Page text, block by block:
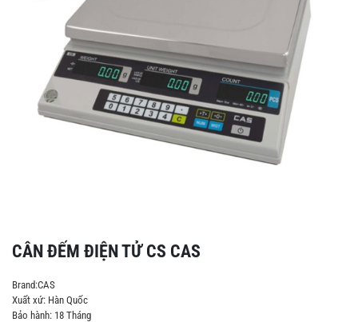
CÂN ĐẾM ĐIỆN TỬ CS CAS
Brand:CAS
Xuất xứ: Hàn Quốc
Bảo hành: 18 Tháng